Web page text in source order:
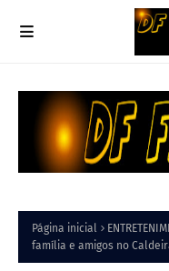
Página inicial
família e amigos no